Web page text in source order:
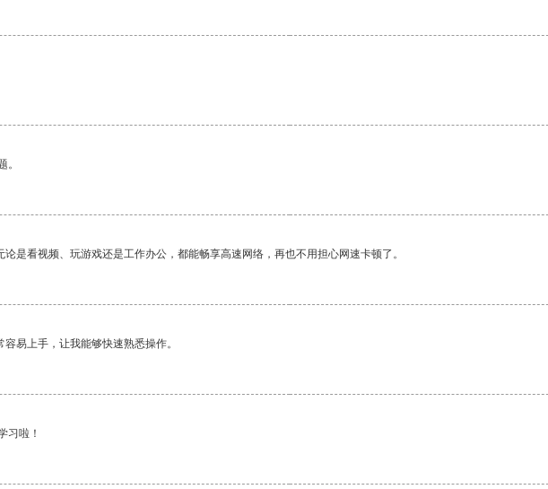
。
是看视频、玩游戏还是工作办公，都能畅享高速网络，再也不用担心网速卡顿了。
易上手，让我能够快速熟悉操作。
习啦！